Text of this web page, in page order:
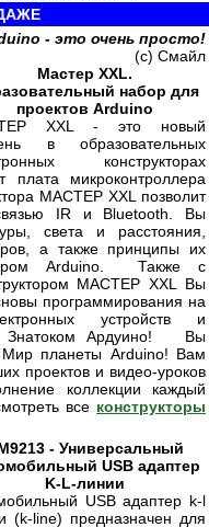
- это очень просто!
(с) Смайл
Мастер XXL.
набор для
проектов Arduino
XXL - это новый
в образовательных
конструкторах
микроконтроллера
МАСТЕР XXL позволит
IR и Bluetooth. Вы
света и расстояния,
а также принципы их
Arduino. Также с
МАСТЕР XXL Вы
программирования на
устройств и
Знатоком Ардуино! Вы
Мир планеты Arduino! Вам
проектов и видео-уроков
коллекции каждый
все конструкторы
- Универсальный
USB адаптер
K-L-линии
USB адаптер k-l
(k-line) предназначен для